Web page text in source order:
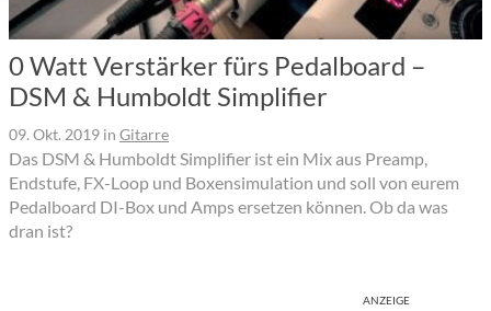
0 Watt Verstärker fürs Pedalboard –
DSM & Humboldt Simplifier
09. Okt. 2019 in Gitarre
Das DSM & Humboldt Simplifier ist ein Mix aus Preamp,
Endstufe, FX-Loop und Boxensimulation und soll von eurem
Pedalboard DI-Box und Amps ersetzen können. Ob da was
dran ist?
ANZEIGE